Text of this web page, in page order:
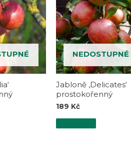
NEDOSTUPNÉ
Jabloně ‚Delicates‘
prostokořenný
189 Kč